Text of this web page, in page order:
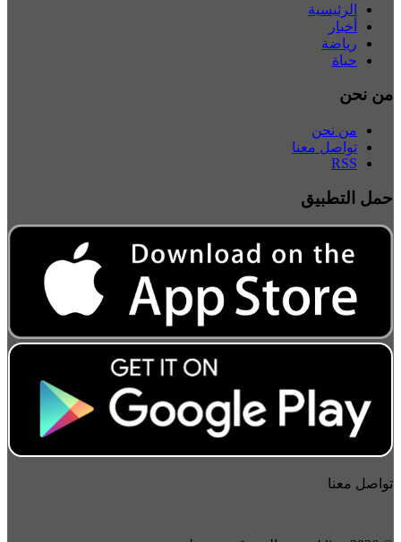
الرئيسية
أخبار
رياضة
حياة
من نحن
من نحن
تواصل معنا
RSS
حمل التطبيق
تواصل معنا